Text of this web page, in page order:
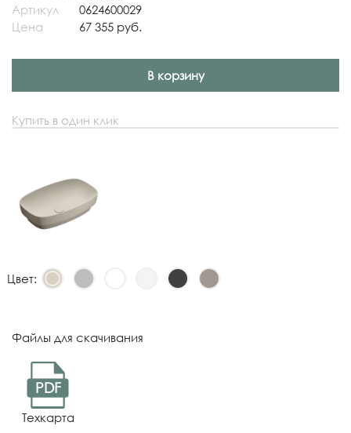
Артикул
0624600029
Цена
67 355 руб.
В корзину
Купить в один клик
Цвет:
Файлы для скачивания
PDF
Техкарта